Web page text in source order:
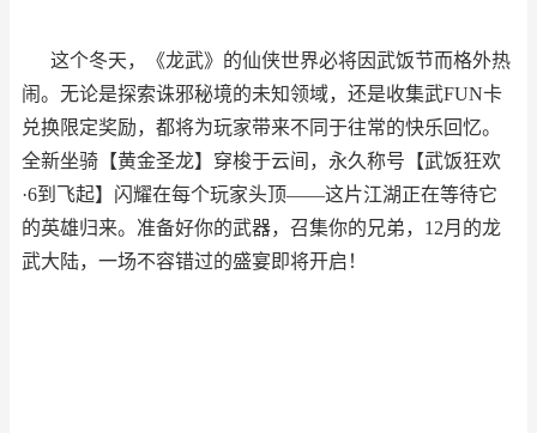
这个冬天，《龙武》的仙侠世界必将因武饭节而格外热
闹。无论是探索诛邪秘境的未知领域，还是收集武FUN卡
兑换限定奖励，都将为玩家带来不同于往常的快乐回忆。
全新坐骑【黄金圣龙】穿梭于云间，永久称号【武饭狂欢
·6到飞起】闪耀在每个玩家头顶——这片江湖正在等待它
的英雄归来。准备好你的武器，召集你的兄弟，12月的龙
武大陆，一场不容错过的盛宴即将开启！